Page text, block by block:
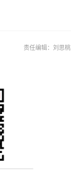
责任编辑：刘思桃